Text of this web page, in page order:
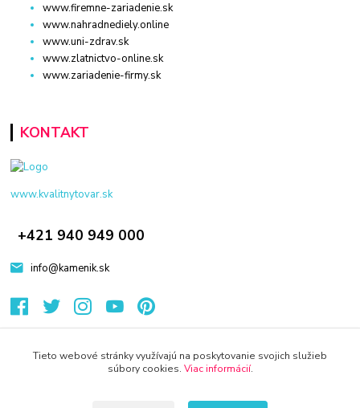
www.firemne-zariadenie.sk
www.nahradnediely.online
www.uni-zdrav.sk
www.zlatnictvo-online.sk
www.zariadenie-firmy.sk
KONTAKT
www.kvalitnytovar.sk
+421 940 949 000
info@kamenik.sk
Tieto webové stránky využívajú na poskytovanie svojich služieb
súbory cookies. Viac informácií.